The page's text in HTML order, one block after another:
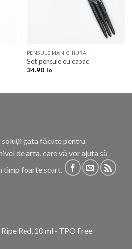
PENSULE MANICHIURA
Set pensule cu capac
34.90 lei
gata făcute pentru
de arta, care vă vor ajuta să
timp foarte scurt.
Red, 10 ml - TPO Free